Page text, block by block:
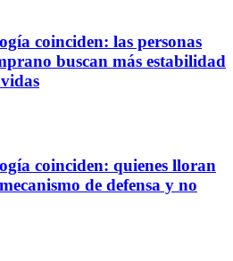
coinciden: las personas
buscan más estabilidad
coinciden: quienes lloran
de defensa y no